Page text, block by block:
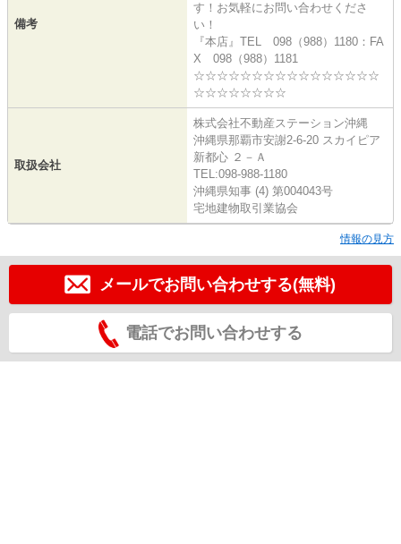
備考
す！お気軽にお問い合わせくださ
い！
『本店』TEL 098（988）1180：FA
X 098（988）1181
☆☆☆☆☆☆☆☆☆☆☆☆☆☆☆☆
☆☆☆☆☆☆☆☆
取扱会社
株式会社不動産ステーション沖縄
沖縄県那覇市安謝2-6-20 スカイピア
新都心 ２－Ａ
TEL:098-988-1180
沖縄県知事 (4) 第004043号
宅地建物取引業協会
情報の見方
メールでお問い合わせする(無料)
電話でお問い合わせする